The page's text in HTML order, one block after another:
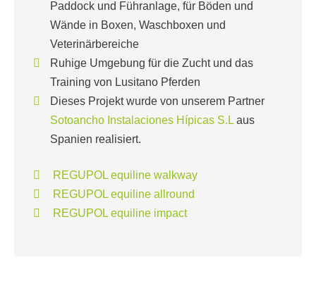
Paddock und Führanlage, für Böden und
Wände in Boxen, Waschboxen und
Veterinärbereiche
Ruhige Umgebung für die Zucht und das
Training von Lusitano Pferden
Dieses Projekt wurde von unserem Partner
Sotoancho Instalaciones Hípicas S.Laus
Spanien realisiert.
REGUPOL equiline walkway
REGUPOL equiline allround
REGUPOL equiline impact